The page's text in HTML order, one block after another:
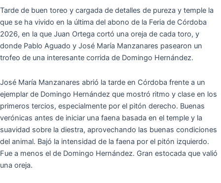
Tarde de buen toreo y cargada de detalles de pureza y temple la
que se ha vivido en la última del abono de la Feria de Córdoba
2026, en la que Juan Ortega cortó una oreja de cada toro, y
donde Pablo Aguado y José María Manzanares pasearon un
trofeo de una interesante corrida de Domingo Hernández.
José María Manzanares abrió la tarde en Córdoba frente a un
ejemplar de Domingo Hernández que mostró ritmo y clase en los
primeros tercios, especialmente por el pitón derecho. Buenas
verónicas antes de iniciar una faena basada en el temple y la
suavidad sobre la diestra, aprovechando las buenas condiciones
del animal. Bajó la intensidad de la faena por el pitón izquierdo.
Fue a menos el de Domingo Hernández. Gran estocada que valió
una oreja.